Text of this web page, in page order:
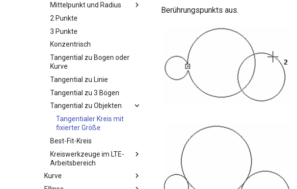
Mittelpunkt und Radius
2 Punkte
3 Punkte
Konzentrisch
Tangential zu Bogen oder
Kurve
Tangential zu Linie
Tangential zu 3 Bögen
Tangential zu Objekten
Tangentialer Kreis mit
fixierter Größe
Best-Fit-Kreis
Kreiswerkzeuge im LTE-
Arbeitsbereich
Kurve
Berührungspunkts aus.